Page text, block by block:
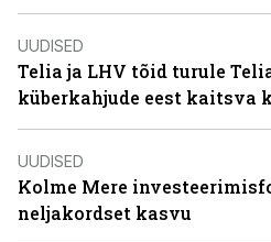
UUDISED
Telia ja LHV tõid turule
küberkahjude eest kaitsva
UUDISED
Kolme Mere
neljakordset kasvu